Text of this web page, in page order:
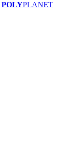
POLYPLANET